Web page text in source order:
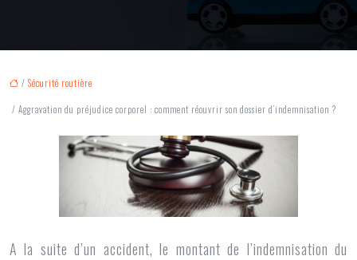
/ Sécurité routière
/ Aggravation du préjudice corporel : comment réouvrir son dossier d’indemnisation ?
A la suite d’un accident, le montant de l’indemnisation du